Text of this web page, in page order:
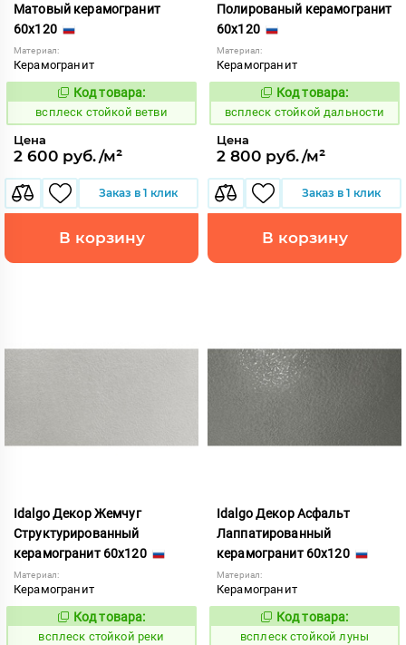
Матовый керамогранит
60x120
Материал:
Керамогранит
246634
Код товара:
всплеск стойкой ветви
Цена
2 600 руб./м²
Заказ в 1 клик
В корзину
Полированый керамогранит
60x120
Материал:
Керамогранит
246746
Код товара:
всплеск стойкой дальности
Цена
2 800 руб./м²
Заказ в 1 клик
В корзину
Idalgo Декор Жемчуг
Структурированный
керамогранит 60x120
Материал:
Керамогранит
246704
Код товара:
всплеск стойкой реки
Idalgo Декор Асфальт
Лаппатированный
керамогранит 60x120
Материал:
Керамогранит
246670
Код товара:
всплеск стойкой луны